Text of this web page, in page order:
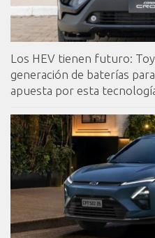
Los HEV tienen futuro:
generación de baterías
apuesta por esta